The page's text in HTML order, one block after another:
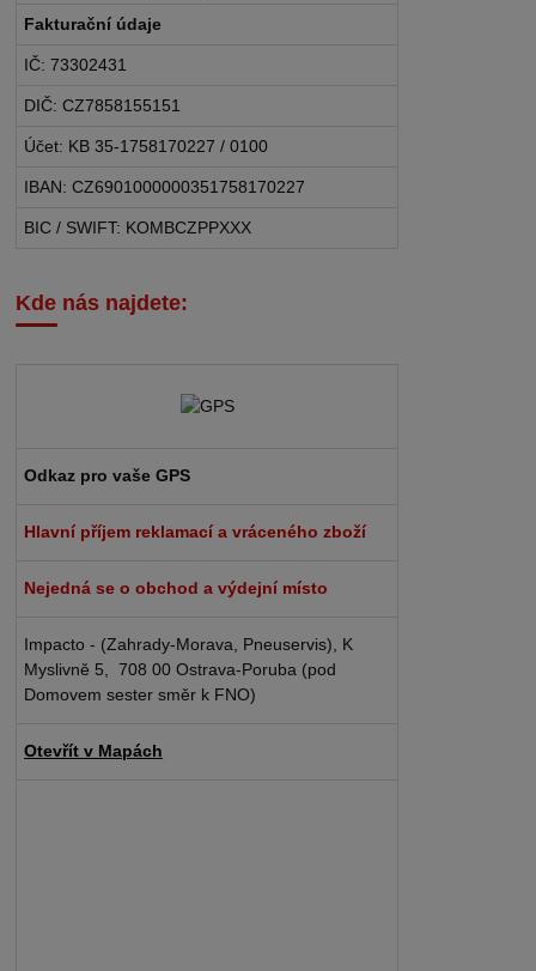
Fakturační údaje
IČ: 73302431
DIČ: CZ7858155151
Účet: KB 35-1758170227 / 0100
IBAN: CZ6901000000351758170227
BIC / SWIFT: KOMBCZPPXXX
Kde nás najdete:
Odkaz pro vaše GPS
Hlavní příjem reklamací a vráceného zboží
Nejedná se o obchod a výdejní místo
Impacto - (Zahrady-Morava, Pneuservis), K
Myslivně 5, 708 00 Ostrava-Poruba (pod
Domovem sester směr k FNO)
Otevřít v Mapách